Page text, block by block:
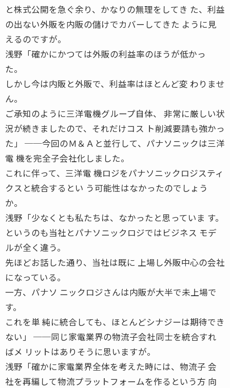
と株式公開を急ぐ余り、かなりの無理をしてき た、利益
の出ない外販を内販の儲けでカバーしてきた ように見
えるのですが。
浅野「確かにかつては外販の利益率のほうが低かっ
た。
しかし今は内販と外販で、利益率はほとんど変 わりませ
ん。
ご承知のように三洋電機グループ自体、 非常に厳しい状
況が続きましたので、それだけコス ト削減要請も強かっ
た」 ──今回のＭ＆Ａと並行して、パナソニックは三洋
電 機を完全子会社化しました。
これに伴って、三洋電 機ロジをパナソニックロジスティ
クスと統合するとい う可能性はなかったのでしょう
か。
浅野「少なくとも私たちは、なかったと思っていま す。
というのも当社とパナソニックロジではビジネス モデ
ルが全く違う。
先ほどお話した通り、当社は既に 上場し外販中心の会社
になっている。
一方、パナソ ニックロジさんは内販が大半で未上場で
す。
これを単 純に統合しても、ほとんどシナジーは期待でき
ない」 ──同じ家電業界の物流子会社同士を統合すれ
ばメ リットはありそうに思いますが。
浅野「確かに家電業界全体を考えた時には、物流子 会
社を再編して物流プラットフォームを作るという方 向